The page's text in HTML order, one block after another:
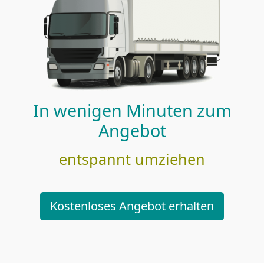
In wenigen Minuten zum
Angebot
entspannt umziehen
Kostenloses Angebot erhalten